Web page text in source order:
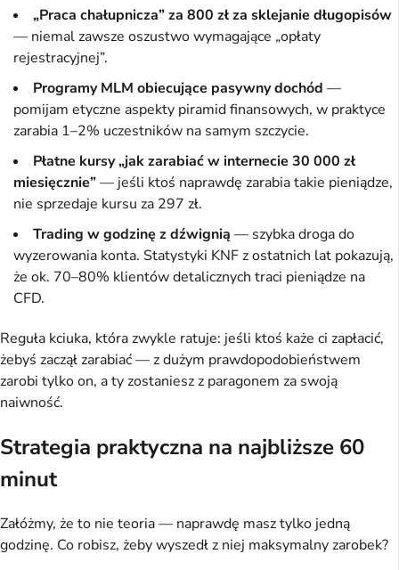
„Praca chałupnicza” za 800 zł za sklejanie długopisów
— niemal zawsze oszustwo wymagające „opłaty
rejestracyjnej”.
Programy MLM obiecujące pasywny dochód —
pomijam etyczne aspekty piramid finansowych, w praktyce
zarabia 1–2% uczestników na samym szczycie.
Płatne kursy „jak zarabiać w internecie 30 000 zł
miesięcznie”— jeśli ktoś naprawdę zarabia takie pieniądze,
nie sprzedaje kursu za 297 zł.
Trading w godzinę z dźwignią — szybka droga do
wyzerowania konta. Statystyki KNF z ostatnich lat pokazują,
że ok. 70–80% klientów detalicznych traci pieniądze na
CFD.
Reguła kciuka, która zwykle ratuje: jeśli ktoś każe ci zapłacić,
żebyś zaczął zarabiać — z dużym prawdopodobieństwem
zarobi tylko on, a ty zostaniesz z paragonem za swoją
naiwność.
Strategia praktyczna na najbliższe 60
minut
Załóżmy, że to nie teoria — naprawdę masz tylko jedną
godzinę. Co robisz, żeby wyszedł z niej maksymalny zarobek?